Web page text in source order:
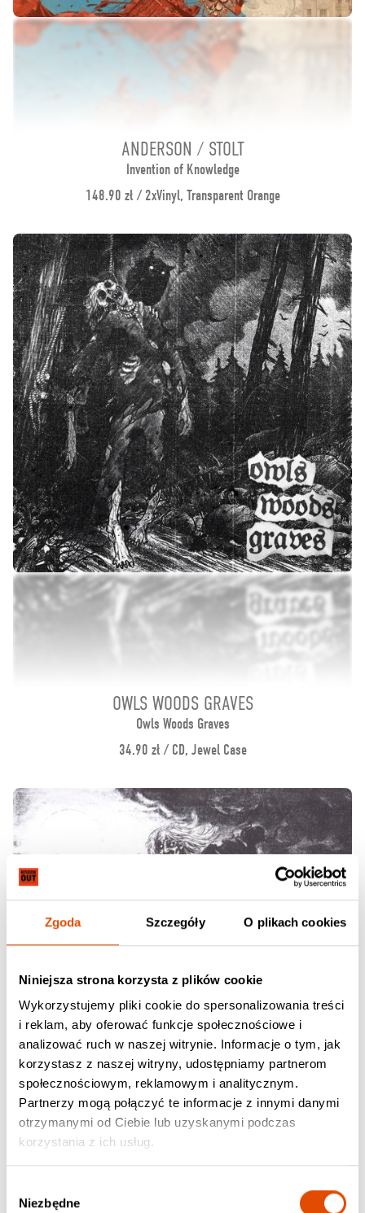
Zgoda Szczegóły O plikach cookies
Niniejsza strona korzysta z plików cookie
Wykorzystujemy pliki cookie do spersonalizowania treści
i reklam, aby oferować funkcje społecznościowe i
analizować ruch w naszej witrynie. Informacje o tym, jak
korzystasz z naszej witryny, udostępniamy partnerom
społecznościowym, reklamowym i analitycznym.
Partnerzy mogą połączyć te informacje z innymi danymi
otrzymanymi od Ciebie lub uzyskanymi podczas
korzystania z ich usług.
zgody
Niezbędne
ANDERSON / STOLT
Invention of Knowledge
148.90 zł / 2xVinyl, Transparent Orange
OWLS WOODS GRAVES
Owls Woods Graves
34.90 zł / CD, Jewel Case